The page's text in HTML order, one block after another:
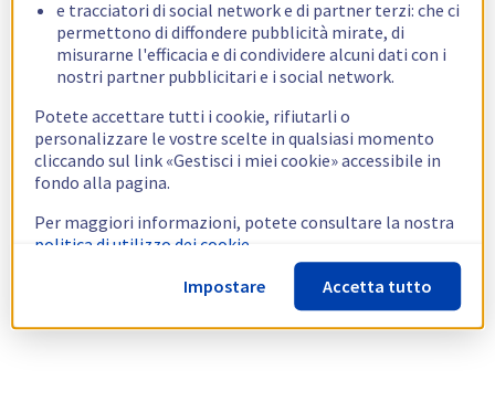
e tracciatori di social network e di partner terzi: che ci
permettono di diffondere pubblicità mirate, di
misurarne l'efficacia e di condividere alcuni dati con i
nostri partner pubblicitari e i social network.
Potete accettare tutti i cookie, rifiutarli o
personalizzare le vostre scelte in qualsiasi momento
cliccando sul link «Gestisci i miei cookie» accessibile in
fondo alla pagina.
Per maggiori informazioni, potete consultare la nostra
politica di utilizzo dei cookie.
Impostare
Accetta tutto